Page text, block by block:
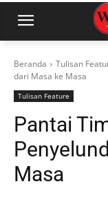
Beranda Tulisan
dari Masa ke Masa
Tulisan Feature
Pantai
Masa